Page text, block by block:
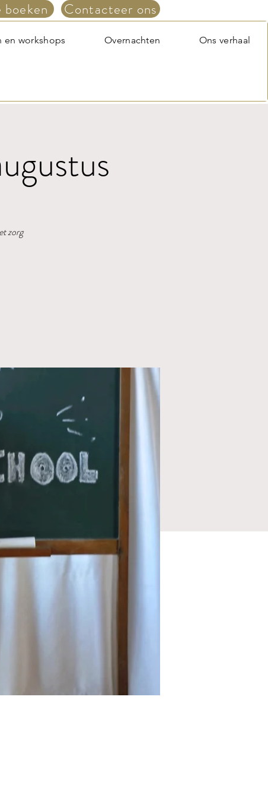
Contacteer ons
en workshops Overnachten Ons verhaal
zorg